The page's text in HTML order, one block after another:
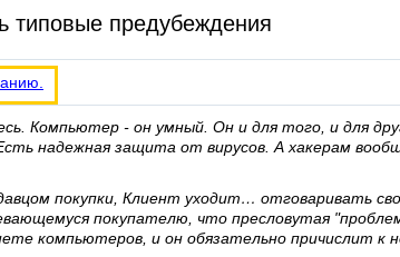
типовые предубеждения
Компьютер - он умный. Он и для того, и для
надежная защита от вирусов. А хакерам
покупки, Клиент уходит… отговаривать
покупателю, что пресловутая
компьютеров, и он обязательно причислит к